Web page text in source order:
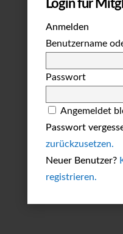
Login für
Anmelden
Benutzername
Passwort
Angemeldet
Passwort
zurückzusetzen.
Neuer Benutzer?
registrieren.